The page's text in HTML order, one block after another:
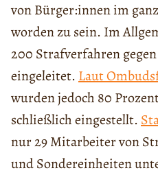
von Bürger:innen im
worden zu sein. Im
200 Strafverfahren
eingeleitet. Laut
wurden jedoch 80
schließlich eingestellt.
nur 29 Mitarbeiter von
und Sondereinheiten